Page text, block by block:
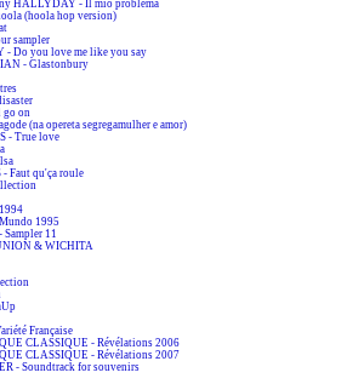
HALLYDAY - Il mio problema
(hoola hop version)
sampler
- Do you love me like you say
- Glastonbury
go on
(na opereta segregamulher e amor)
- True love
Faut qu'ça roule
1995
11
& WICHITA
Française
CLASSIQUE - Révélations 2006
CLASSIQUE - Révélations 2007
- Soundtrack for souvenirs